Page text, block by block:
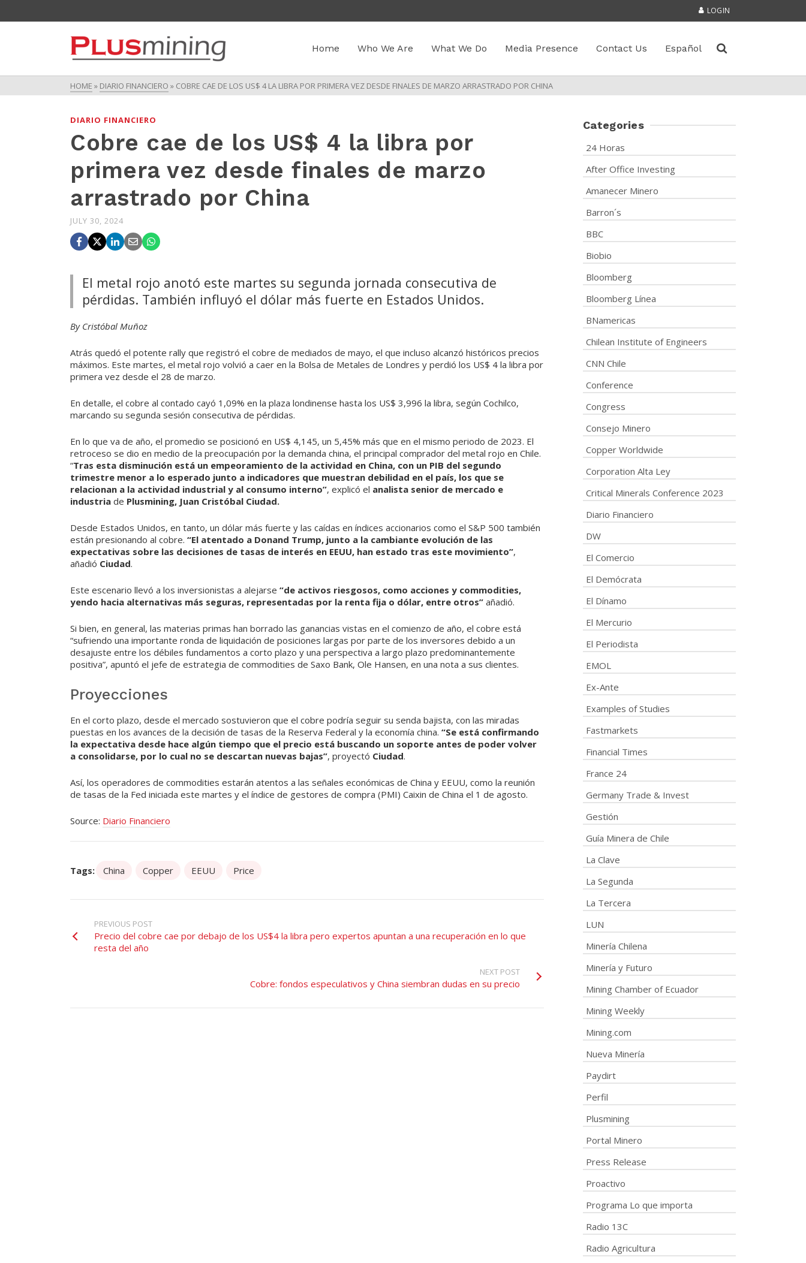
LOGIN
Home Who We Are What We Do Media Presence Contact Us Español
HOME » DIARIO FINANCIERO » COBRE CAE DE LOS US$ 4 LA LIBRA POR PRIMERA VEZ DESDE FINALES DE MARZO ARRASTRADO POR CHINA
DIARIO FINANCIERO
Cobre cae de los US$ 4 la libra por
primera vez desde finales de marzo
arrastrado por China
JULY 30, 2024
El metal rojo anotó este martes su segunda jornada consecutiva de
pérdidas. También influyó el dólar más fuerte en Estados Unidos.
By Cristóbal Muñoz
Atrás quedó el potente rally que registró el cobre de mediados de mayo, el que incluso alcanzó históricos precios
máximos. Este martes, el metal rojo volvió a caer en la Bolsa de Metales de Londres y perdió los US$ 4 la libra por
primera vez desde el 28 de marzo.
En detalle, el cobre al contado cayó 1,09% en la plaza londinense hasta los US$ 3,996 la libra, según Cochilco,
marcando su segunda sesión consecutiva de pérdidas.
En lo que va de año, el promedio se posicionó en US$ 4,145, un 5,45% más que en el mismo periodo de 2023. El
retroceso se dio en medio de la preocupación por la demanda china, el principal comprador del metal rojo en Chile.
“Tras esta disminución está un empeoramiento de la actividad en China, con un PIB del segundo
trimestre menor a lo esperado junto a indicadores que muestran debilidad en el país, los que se
relacionan a la actividad industrial y al consumo interno”, explicó el analista senior de mercado e
industria de Plusmining, Juan Cristóbal Ciudad.
Desde Estados Unidos, en tanto, un dólar más fuerte y las caídas en índices accionarios como el S&P 500 también
están presionando al cobre. “El atentado a Donand Trump, junto a la cambiante evolución de las
expectativas sobre las decisiones de tasas de interés en EEUU, han estado tras este movimiento”,
añadió Ciudad.
Este escenario llevó a los inversionistas a alejarse “de activos riesgosos, como acciones y commodities,
yendo hacia alternativas más seguras, representadas por la renta fija o dólar, entre otros” añadió.
Si bien, en general, las materias primas han borrado las ganancias vistas en el comienzo de año, el cobre está
“sufriendo una importante ronda de liquidación de posiciones largas por parte de los inversores debido a un
desajuste entre los débiles fundamentos a corto plazo y una perspectiva a largo plazo predominantemente
positiva”, apuntó el jefe de estrategia de commodities de Saxo Bank, Ole Hansen, en una nota a sus clientes.
Proyecciones
En el corto plazo, desde el mercado sostuvieron que el cobre podría seguir su senda bajista, con las miradas
puestas en los avances de la decisión de tasas de la Reserva Federal y la economía china. “Se está confirmando
la expectativa desde hace algún tiempo que el precio está buscando un soporte antes de poder volver
a consolidarse, por lo cual no se descartan nuevas bajas”, proyectó Ciudad.
Así, los operadores de commodities estarán atentos a las señales económicas de China y EEUU, como la reunión
de tasas de la Fed iniciada este martes y el índice de gestores de compra (PMI) Caixin de China el 1 de agosto.
Source: Diario Financiero
Tags: China Copper EEUU Price
PREVIOUS POST
Precio del cobre cae por debajo de los US$4 la libra pero expertos apuntan a una recuperación en lo que
resta del año
NEXT POST
Cobre: fondos especulativos y China siembran dudas en su precio
Categories
24 Horas
After Office Investing
Amanecer Minero
Barron´s
BBC
Biobio
Bloomberg
Bloomberg Línea
BNamericas
Chilean Institute of Engineers
CNN Chile
Conference
Congress
Consejo Minero
Copper Worldwide
Corporation Alta Ley
Critical Minerals Conference 2023
Diario Financiero
DW
El Comercio
El Demócrata
El Dínamo
El Mercurio
El Periodista
EMOL
Ex-Ante
Examples of Studies
Fastmarkets
Financial Times
France 24
Germany Trade & Invest
Gestión
Guía Minera de Chile
La Clave
La Segunda
La Tercera
LUN
Minería Chilena
Minería y Futuro
Mining Chamber of Ecuador
Mining Weekly
Mining.com
Nueva Minería
Paydirt
Perfil
Plusmining
Portal Minero
Press Release
Proactivo
Programa Lo que importa
Radio 13C
Radio Agricultura